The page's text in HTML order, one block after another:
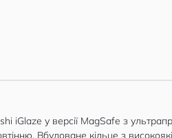
iGlaze у версії MagSafe з
Вбудоване кільце з